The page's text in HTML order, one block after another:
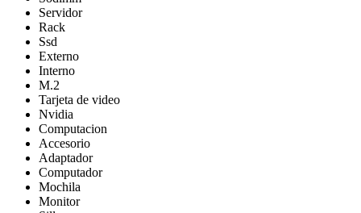
Servidor
Rack
Ssd
Externo
Interno
M.2
Tarjeta de video
Nvidia
Computacion
Accesorio
Adaptador
Computador
Mochila
Monitor